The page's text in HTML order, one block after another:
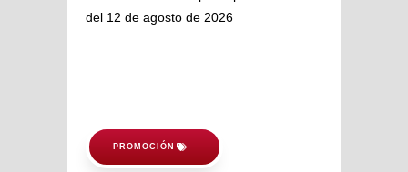
del 12 de agosto de 2026
PROMOCIÓN